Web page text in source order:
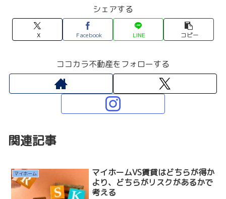
シェアする
X Facebook LINE コピー
ココカラ不動産をフォローする
関連記事
マイホーム
マイホームVS賃貸はどちらが得か
より、どちらがリスクがあるかで
考える